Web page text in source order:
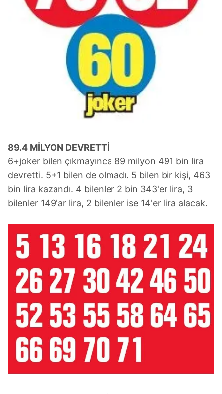
89.4 MİLYON DEVRETTİ
6+joker bilen çıkmayınca 89 milyon 491 bin lira
devretti. 5+1 bilen de olmadı. 5 bilen bir kişi, 463
bin lira kazandı. 4 bilenler 2 bin 343'er lira, 3
bilenler 149'ar lira, 2 bilenler ise 14'er lira alacak.